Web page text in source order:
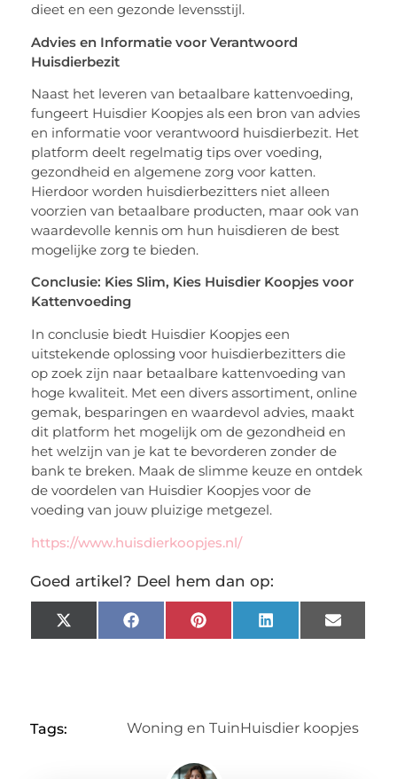
dieet en een gezonde levensstijl.
Advies en Informatie voor Verantwoord
Huisdierbezit
Naast het leveren van betaalbare kattenvoeding,
fungeert Huisdier Koopjes als een bron van advies
en informatie voor verantwoord huisdierbezit. Het
platform deelt regelmatig tips over voeding,
gezondheid en algemene zorg voor katten.
Hierdoor worden huisdierbezitters niet alleen
voorzien van betaalbare producten, maar ook van
waardevolle kennis om hun huisdieren de best
mogelijke zorg te bieden.
Conclusie: Kies Slim, Kies Huisdier Koopjes voor
Kattenvoeding
In conclusie biedt Huisdier Koopjes een
uitstekende oplossing voor huisdierbezitters die
op zoek zijn naar betaalbare kattenvoeding van
hoge kwaliteit. Met een divers assortiment, online
gemak, besparingen en waardevol advies, maakt
dit platform het mogelijk om de gezondheid en
het welzijn van je kat te bevorderen zonder de
bank te breken. Maak de slimme keuze en ontdek
de voordelen van Huisdier Koopjes voor de
voeding van jouw pluizige metgezel.
https://www.huisdierkoopjes.nl/
Goed artikel? Deel hem dan op:
X
(Twitter)
Facebook Pinterest LinkedIn Email
Tags: Woning en TuinHuisdier koopjes